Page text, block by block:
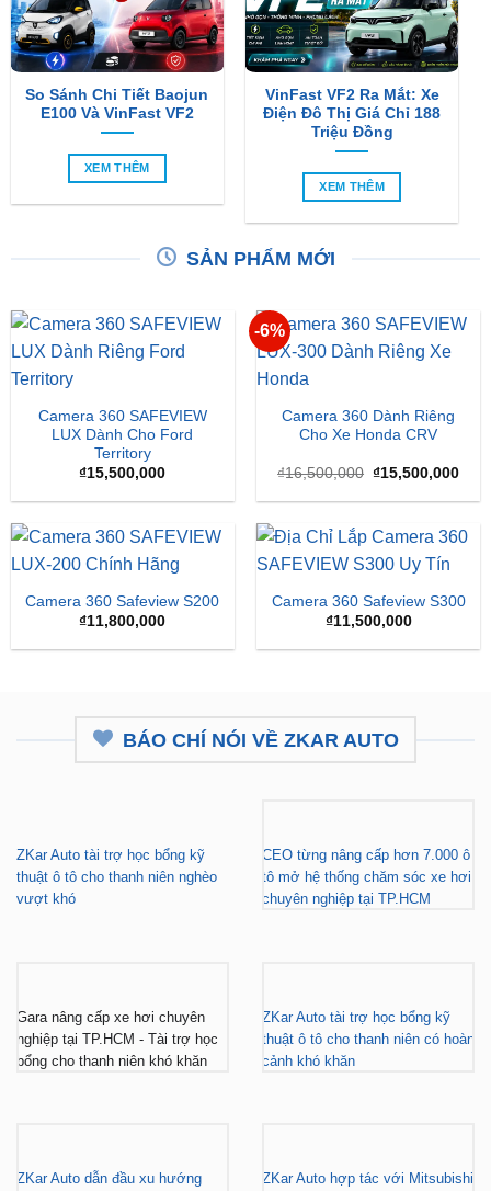
So Sánh Chi Tiết Baojun
E100 Và VinFast VF2
XEM THÊM
VinFast VF2 Ra Mắt: Xe
Điện Đô Thị Giá Chỉ 188
Triệu Đồng
XEM THÊM
SẢN PHẨM MỚI
Camera 360 SAFEVIEW
LUX Dành Cho Ford
Territory
₫15,500,000
-6%
Camera 360 Dành Riêng
Cho Xe Honda CRV
₫16,500,000 Giá
là:
₫15,500,000Giá
tại
Camera 360 Safeview S200
₫11,800,000
Camera 360 Safeview S300
₫11,500,000
BÁO CHÍ NÓI VỀ ZKAR AUTO
ZKar Auto tài trợ học bổng kỹ
thuật ô tô cho thanh niên nghèo
vượt khó
CEO từng nâng cấp hơn 7.000 ô
tô mở hệ thống chăm sóc xe hơi
chuyên nghiệp tại TP.HCM
Gara nâng cấp xe hơi chuyên
nghiệp tại TP.HCM - Tài trợ học
bổng cho thanh niên khó khăn
ZKar Auto tài trợ học bổng kỹ
thuật ô tô cho thanh niên có hoàn
cảnh khó khăn
ZKar Auto dẫn đầu xu hướng
ZKar Auto hợp tác với Mitsubishi